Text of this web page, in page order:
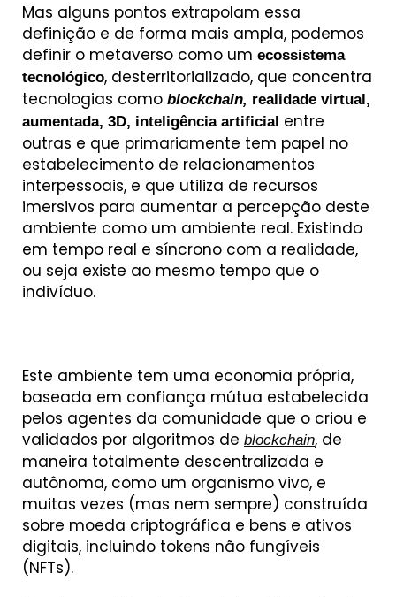
Mas alguns pontos extrapolam essa
definição e de forma mais ampla, podemos
definir o metaverso como um ecossistema
tecnológico, desterritorializado, que concentra
tecnologias como blockchain, realidade virtual,
aumentada, 3D, inteligência artificial entre
outras e que primariamente tem papel no
estabelecimento de relacionamentos
interpessoais, e que utiliza de recursos
imersivos para aumentar a percepção deste
ambiente como um ambiente real. Existindo
em tempo real e síncrono com a realidade,
ou seja existe ao mesmo tempo que o
indivíduo.
Este ambiente tem uma economia própria,
baseada em confiança mútua estabelecida
pelos agentes da comunidade que o criou e
validados por algoritmos de blockchain, de
maneira totalmente descentralizada e
autônoma, como um organismo vivo, e
muitas vezes (mas nem sempre) construída
sobre moeda criptográfica e bens e ativos
digitais, incluindo tokens não fungíveis
(NFTs).